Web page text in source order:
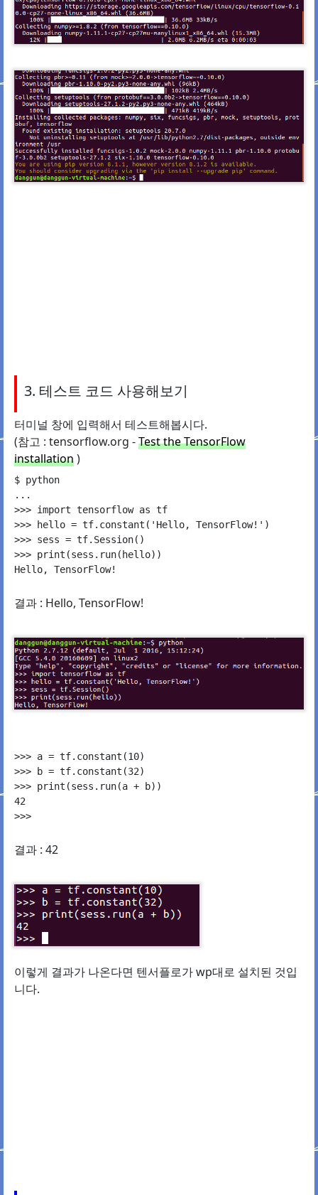
3. 테스트 코드 사용해보기
터미널 창에 입력해서 테스트해봅시다.
(참고 : tensorflow.org -Test the TensorFlow
installation)
$ python
...
>>> import tensorflow as tf
>>> hello = tf.constant('Hello, TensorFlow!')
>>> sess = tf.Session()
>>> print(sess.run(hello))
결과 : Hello, TensorFlow!
>>> a = tf.constant(10)
>>> b = tf.constant(32)
>>> print(sess.run(a + b))
42
결과 : 42
이렇게 결과가 나온다면 텐서플로가 wp대로 설치된 것입
니다.